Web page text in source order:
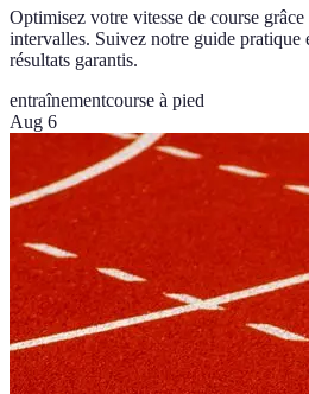
Optimisez votre vitesse de course
intervalles. Suivez notre guide pratique
résultats garantis.
entraînementcourse à pied
Aug 6